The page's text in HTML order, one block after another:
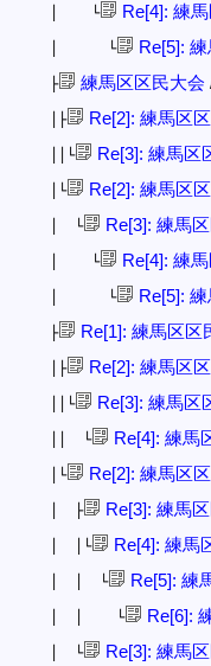
│ └ Re[4]: 練
│ └ Re[5]:
├ 練馬区区民大会
│├ Re[2]: 練馬区
││└ Re[3]: 練馬区
│└ Re[2]: 練馬区
│ └ Re[3]: 練馬
│ └ Re[4]: 練
│ └ Re[5]:
├ Re[1]: 練馬区区
│├ Re[2]: 練馬区
││└ Re[3]: 練馬区
││ └ Re[4]: 練馬
│└ Re[2]: 練馬区
│ ├ Re[3]: 練馬
│ │└ Re[4]: 練馬
│ │ └ Re[5]: 練
│ │ └ Re[6]:
│ └ Re[3]: 練馬